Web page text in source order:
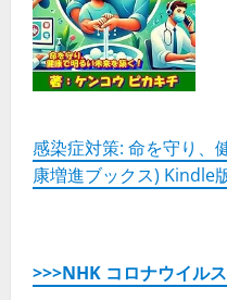
感染症対策: 命を守り、
康増進ブックス) Kindle
>>>NHK コロナウイル